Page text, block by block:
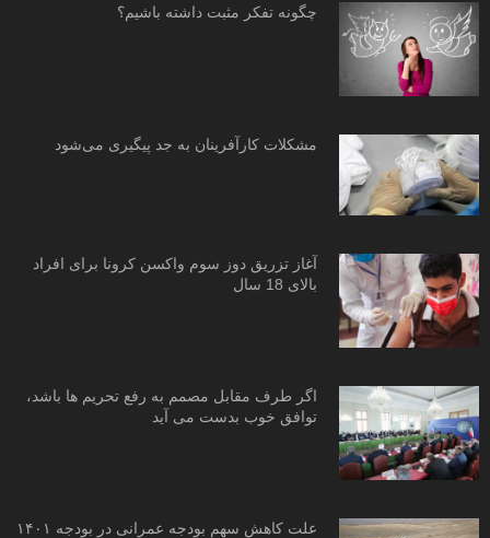
چگونه تفکر مثبت داشته باشیم؟
مشکلات کارآفرینان به جد پیگیری می‌شود
آغاز تزریق دوز سوم واکسن کرونا برای افراد
بالای 18 سال
اگر طرف مقابل مصمم به رفع تحریم ها باشد،
توافق خوب بدست می آید
علت کاهش سهم بودجه عمرانی در بودجه ۱۴۰۱